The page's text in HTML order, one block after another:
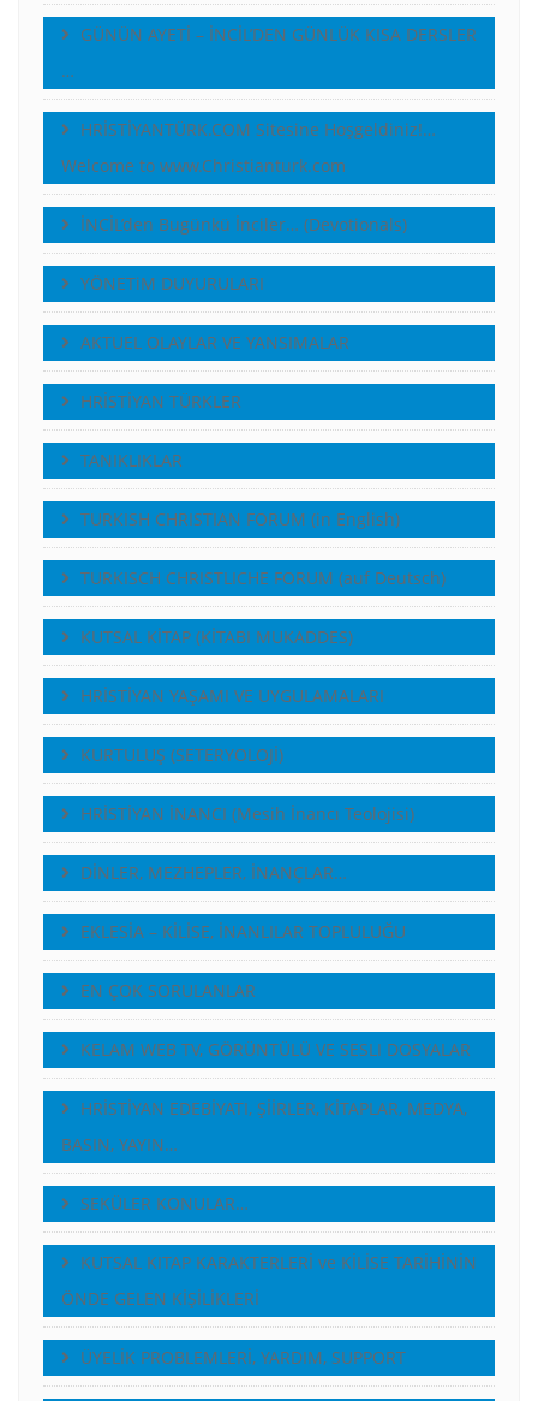
GÜNÜN AYETİ – İNCİL’DEN GÜNLÜK KISA DERSLER
…
HRİSTİYANTÜRK.COM Sitesine Hoşgeldiniz!…
Welcome to www.Christianturk.com
İNCİL’den Bugünkü İnciler… (Devotionals)
YÖNETiM DUYURULARI
AKTUEL OLAYLAR VE YANSIMALAR
HRİSTİYAN TÜRKLER
TANIKLIKLAR
TURKISH CHRISTIAN FORUM (in English)
TURKISCH CHRISTLICHE FORUM (auf Deutsch)
KUTSAL KİTAP (KİTABI MUKADDES)
HRİSTİYAN YAŞAMI VE UYGULAMALARI
KURTULUŞ (SETERYOLOJİ)
HRİSTİYAN İNANCI (Mesih İnancı Teolojisi)
DİNLER, MEZHEPLER, İNANÇLAR…
EKLESİA – KİLİSE, İNANLILAR TOPLULUĞU
EN ÇOK SORULANLAR
KELAM WEB TV, GÖRÜNTÜLÜ VE SESLI DOSYALAR
HRİSTİYAN EDEBİYATI, ŞİİRLER, KİTAPLAR, MEDYA,
BASIN, YAYIN…
SEKÜLER KONULAR…
KUTSAL KITAP KARAKTERLERİ ve KİLİSE TARİHİNİN
ÖNDE GELEN KİŞİLİKLERİ
ÜYELİK PROBLEMLERİ, YARDIM, SUPPORT